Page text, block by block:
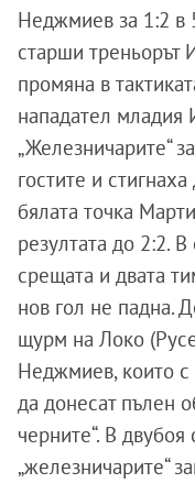
Неджмиев за 1:2 в
старши треньорът
промяна в
нападател младия
„Железничарите“
гостите и
бялата точка
резултата до 2:2.
срещата и двата
нов гол не падна.
щурм на Локо
Неджмиев, които
да донесат пълен
черните“. В
„железничарите“